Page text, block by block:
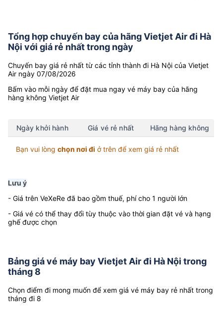
Tổng hợp chuyến bay của hãng Vietjet Air đi Hà
Nội với giá rẻ nhất trong ngày
Chuyến bay giá rẻ nhất từ các tỉnh thành đi Hà Nội của Vietjet
Air ngày 07/08/2026
Bấm vào mỗi ngày để đặt mua ngay vé máy bay của hãng
hàng không Vietjet Air
Ngày khởi hành Giá vé rẻ nhất Hãng hàng không
Bạn vui lòng chọn nơi đi ở trên để xem giá rẻ nhất
Lưu ý
- Giá trên VeXeRe đã bao gồm thuế, phí cho 1 người lớn
- Giá vé có thể thay đổi tùy thuộc vào thời gian đặt vé và hạng
ghế được chọn
Bảng giá vé máy bay Vietjet Air đi Hà Nội trong
tháng 8
Chọn điểm đi mong muốn để xem giá vé máy bay rẻ nhất trong
tháng đi 8